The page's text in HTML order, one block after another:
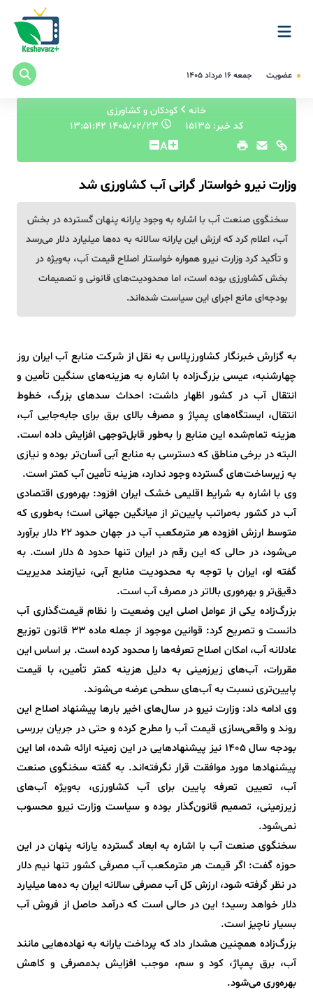
عضویت جمعه ۱۶ مرداد ۱۴۰۵
خانه
کودکان و کشاورزی
کد خبر: 15135
۱۴۰۵/۰۲/۲۳ ۱۳:۵۱:۴۲
A
وزارت نیرو خواستار گرانی آب کشاورزی شد
سخنگوی صنعت آب با اشاره به وجود یارانه پنهان گسترده در بخش
آب، اعلام کرد که ارزش این یارانه سالانه به ده‌ها میلیارد دلار می‌رسد
و تأکید کرد وزارت نیرو همواره خواستار اصلاح قیمت آب، به‌ویژه در
بخش کشاورزی بوده است، اما محدودیت‌های قانونی و تصمیمات
بودجه‌ای مانع اجرای این سیاست شده‌اند.
به گزارش خبرنگار کشاورزپلاس به نقل از شرکت منابع آب ایران روز
چهارشنبه، عیسی بزرگ‌زاده با اشاره به هزینه‌های سنگین تأمین و
انتقال آب در کشور اظهار داشت: احداث سدهای بزرگ، خطوط
انتقال، ایستگاه‌های پمپاژ و مصرف بالای برق برای جابه‌جایی آب،
هزینه تمام‌شده این منابع را به‌طور قابل‌توجهی افزایش داده است.
البته در برخی مناطق که دسترسی به منابع آبی آسان‌تر بوده و نیازی
به زیرساخت‌های گسترده وجود ندارد، هزینه تأمین آب کمتر است.
وی با اشاره به شرایط اقلیمی خشک ایران افزود: بهره‌وری اقتصادی
آب در کشور به‌مراتب پایین‌تر از میانگین جهانی است؛ به‌طوری که
متوسط ارزش افزوده هر مترمکعب آب در جهان حدود ۲۲ دلار برآورد
می‌شود، در حالی که این رقم در ایران تنها حدود ۵ دلار است. به
گفته او، ایران با توجه به محدودیت منابع آبی، نیازمند مدیریت
دقیق‌تر و بهره‌وری بالاتر در مصرف آب است.
بزرگ‌زاده یکی از عوامل اصلی این وضعیت را نظام قیمت‌گذاری آب
دانست و تصریح کرد: قوانین موجود از جمله ماده ۳۳ قانون توزیع
عادلانه آب، امکان اصلاح تعرفه‌ها را محدود کرده است. بر اساس این
مقررات، آب‌های زیرزمینی به دلیل هزینه کمتر تأمین، با قیمت
پایین‌تری نسبت به آب‌های سطحی عرضه می‌شوند.
وی ادامه داد: وزارت نیرو در سال‌های اخیر بارها پیشنهاد اصلاح این
روند و واقعی‌سازی قیمت آب را مطرح کرده و حتی در جریان بررسی
بودجه سال ۱۴۰۵ نیز پیشنهادهایی در این زمینه ارائه شده، اما این
پیشنهادها مورد موافقت قرار نگرفته‌اند. به گفته سخنگوی صنعت
آب، تعیین تعرفه پایین برای آب کشاورزی، به‌ویژه آب‌های
زیرزمینی، تصمیم قانون‌گذار بوده و سیاست وزارت نیرو محسوب
نمی‌شود.
سخنگوی صنعت آب با اشاره به ابعاد گسترده یارانه پنهان در این
حوزه گفت: اگر قیمت هر مترمکعب آب مصرفی کشور تنها نیم دلار
در نظر گرفته شود، ارزش کل آب مصرفی سالانه ایران به ده‌ها میلیارد
دلار خواهد رسید؛ این در حالی است که درآمد حاصل از فروش آب
بسیار ناچیز است.
بزرگ‌زاده همچنین هشدار داد که پرداخت یارانه به نهاده‌هایی مانند
آب، برق پمپاژ، کود و سم، موجب افزایش بدمصرفی و کاهش
بهره‌وری می‌شود.